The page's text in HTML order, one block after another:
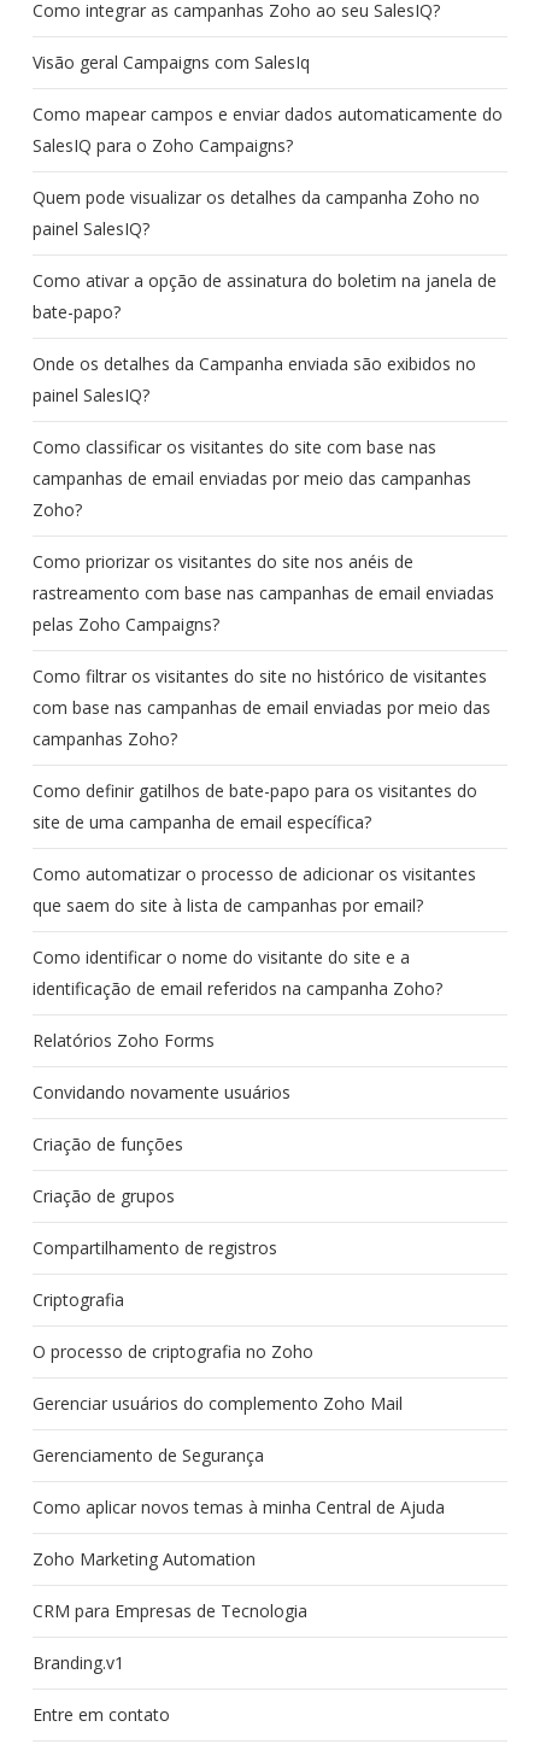
Como integrar as campanhas Zoho ao seu SalesIQ?
Visão geral Campaigns com SalesIq
Como mapear campos e enviar dados automaticamente do
SalesIQ para o Zoho Campaigns?
Quem pode visualizar os detalhes da campanha Zoho no
painel SalesIQ?
Como ativar a opção de assinatura do boletim na janela de
bate-papo?
Onde os detalhes da Campanha enviada são exibidos no
painel SalesIQ?
Como classificar os visitantes do site com base nas
campanhas de email enviadas por meio das campanhas
Zoho?
Como priorizar os visitantes do site nos anéis de
rastreamento com base nas campanhas de email enviadas
pelas Zoho Campaigns?
Como filtrar os visitantes do site no histórico de visitantes
com base nas campanhas de email enviadas por meio das
campanhas Zoho?
Como definir gatilhos de bate-papo para os visitantes do
site de uma campanha de email específica?
Como automatizar o processo de adicionar os visitantes
que saem do site à lista de campanhas por email?
Como identificar o nome do visitante do site e a
identificação de email referidos na campanha Zoho?
Relatórios Zoho Forms
Convidando novamente usuários
Criação de funções
Criação de grupos
Compartilhamento de registros
Criptografia
O processo de criptografia no Zoho
Gerenciar usuários do complemento Zoho Mail
Gerenciamento de Segurança
Como aplicar novos temas à minha Central de Ajuda
Zoho Marketing Automation
CRM para Empresas de Tecnologia
Branding.v1
Entre em contato